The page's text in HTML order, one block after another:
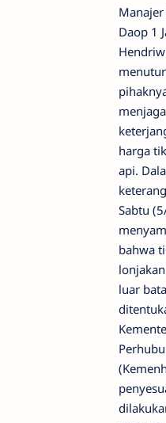
Daop 1
menjaga
harga
api.
Sabtu
bahwa
luar